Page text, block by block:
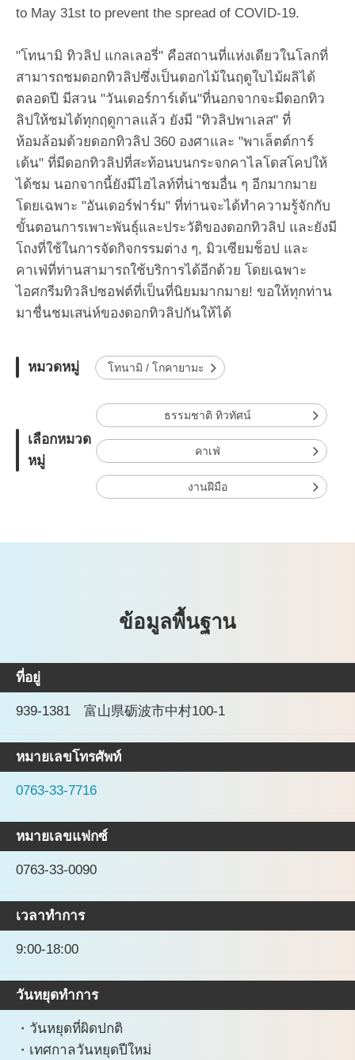
to May 31st to prevent the spread of COVID-19.
"โทนามิ ทิวลิป แกลเลอรี่" คือสถานที่แห่งเดียวในโลกที่
สามารถชมดอกทิวลิปซึ่งเป็นดอกไม้ในฤดูใบไม้ผลิได้
ตลอดปี มีสวน "วันเดอร์การ์เด้น"ที่นอกจากจะมีดอกทิว
ลิปให้ชมได้ทุกฤดูกาลแล้ว ยังมี "ทิวลิปพาเลส" ที่
ห้อมล้อมด้วยดอกทิวลิป 360 องศาและ "พาเล็ตต์การ์
เด้น" ที่มีดอกทิวลิปที่สะท้อนบนกระจกคาไลโดสโคปให้
ได้ชม นอกจากนี้ยังมีไฮไลท์ที่น่าชมอื่น ๆ อีกมากมาย
โดยเฉพาะ "อันเดอร์ฟาร์ม" ที่ท่านจะได้ทำความรู้จักกับ
ขั้นตอนการเพาะพันธุ์และประวัติของดอกทิวลิป และยังมี
โถงที่ใช้ในการจัดกิจกรรมต่าง ๆ, มิวเซียมช็อป และ
คาเฟ่ที่ท่านสามารถใช้บริการได้อีกด้วย โดยเฉพาะ
ไอศกรีมทิวลิปซอฟต์ที่เป็นที่นิยมมากมาย! ขอให้ทุกท่าน
มาชื่นชมเสน่ห์ของดอกทิวลิปกันให้ได้
หมวดหมู่ โทนามิ / โกคายามะ
เลือกหมวด
หมู่
ธรรมชาติ ทิวทัศน์
คาเฟ่
งานฝีมือ
ข้อมูลพื้นฐาน
ที่อยู่
939-1381 富山県砺波市中村100-1
หมายเลขโทรศัพท์
0763-33-7716
หมายเลขแฟกซ์
0763-33-0090
เวลาทำการ
9:00-18:00
วันหยุดทำการ
・วันหยุดที่ผิดปกติ
・เทศกาลวันหยุดปีใหม่